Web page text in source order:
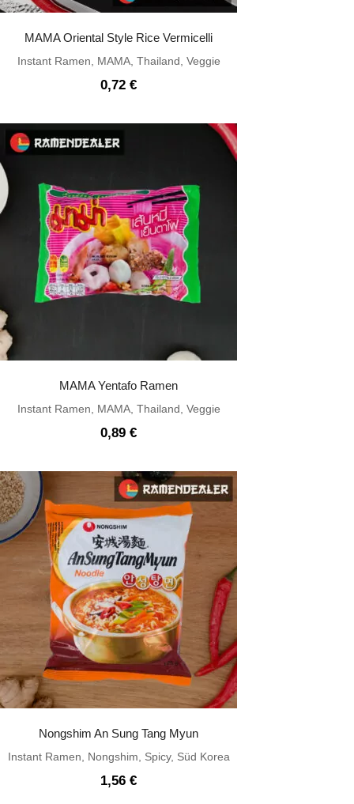
MAMA Oriental Style Rice Vermicelli
Instant Ramen MAMA, Thailand Veggie
0,72 €
MAMA Yentafo Ramen
Instant Ramen MAMA, Thailand Veggie
0,89 €
Nongshim An Sung Tang Myun
Instant Ramen Nongshim Spicy, Süd Korea
1,56 €